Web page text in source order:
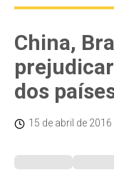
China,
dos
15 de abril de 2016